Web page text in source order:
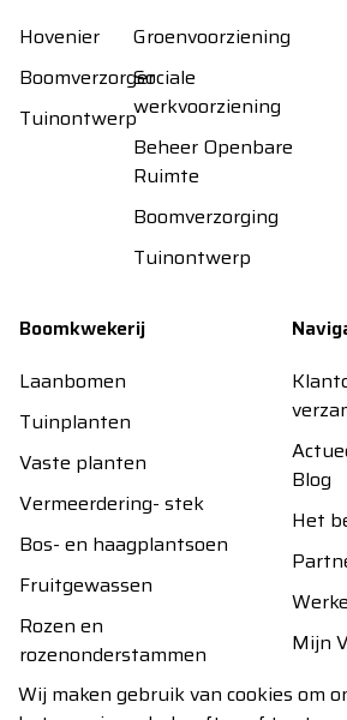
Hovenier
Boomverzorger
Tuinontwerp
Groenvoorziening
Sociale
werkvoorziening
Beheer Openbare
Ruimte
Boomverzorging
Tuinontwerp
Boomkwekerij
Laanbomen
Tuinplanten
Vaste planten
Vermeerdering- stek
Bos- en haagplantsoen
Fruitgewassen
Rozen en
rozenonderstammen
Handel- overig
Blog
Het
Mijn
Wij maken gebruik van cookies om